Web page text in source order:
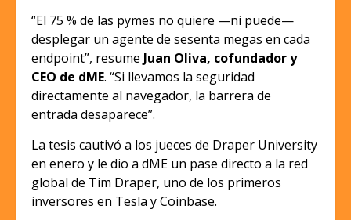
“El 75 % de las pymes no quiere —ni puede—
desplegar un agente de sesenta megas en cada
endpoint”, resume Juan Oliva, cofundador y
CEO de dME. “Si llevamos la seguridad
directamente al navegador, la barrera de
entrada desaparece”.
La tesis cautivó a los jueces de Draper University
en enero y le dio a dME un pase directo a la red
global de Tim Draper, uno de los primeros
inversores en Tesla y Coinbase.